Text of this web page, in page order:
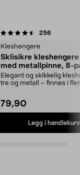
256
Kleshengere
Sklisikre
med metallpinne, 8-
Elegant og skikkelig
tre og metall – finnes i
79,90
Legg i handlekurv
4.5av 5 stjerner